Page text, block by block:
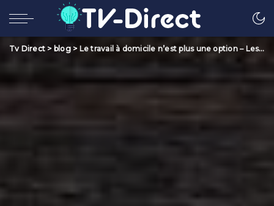
Tv Direct > blog> Le travail à domicile n’est plus une option – Les meilleurs sièges de bureau pour votre espace